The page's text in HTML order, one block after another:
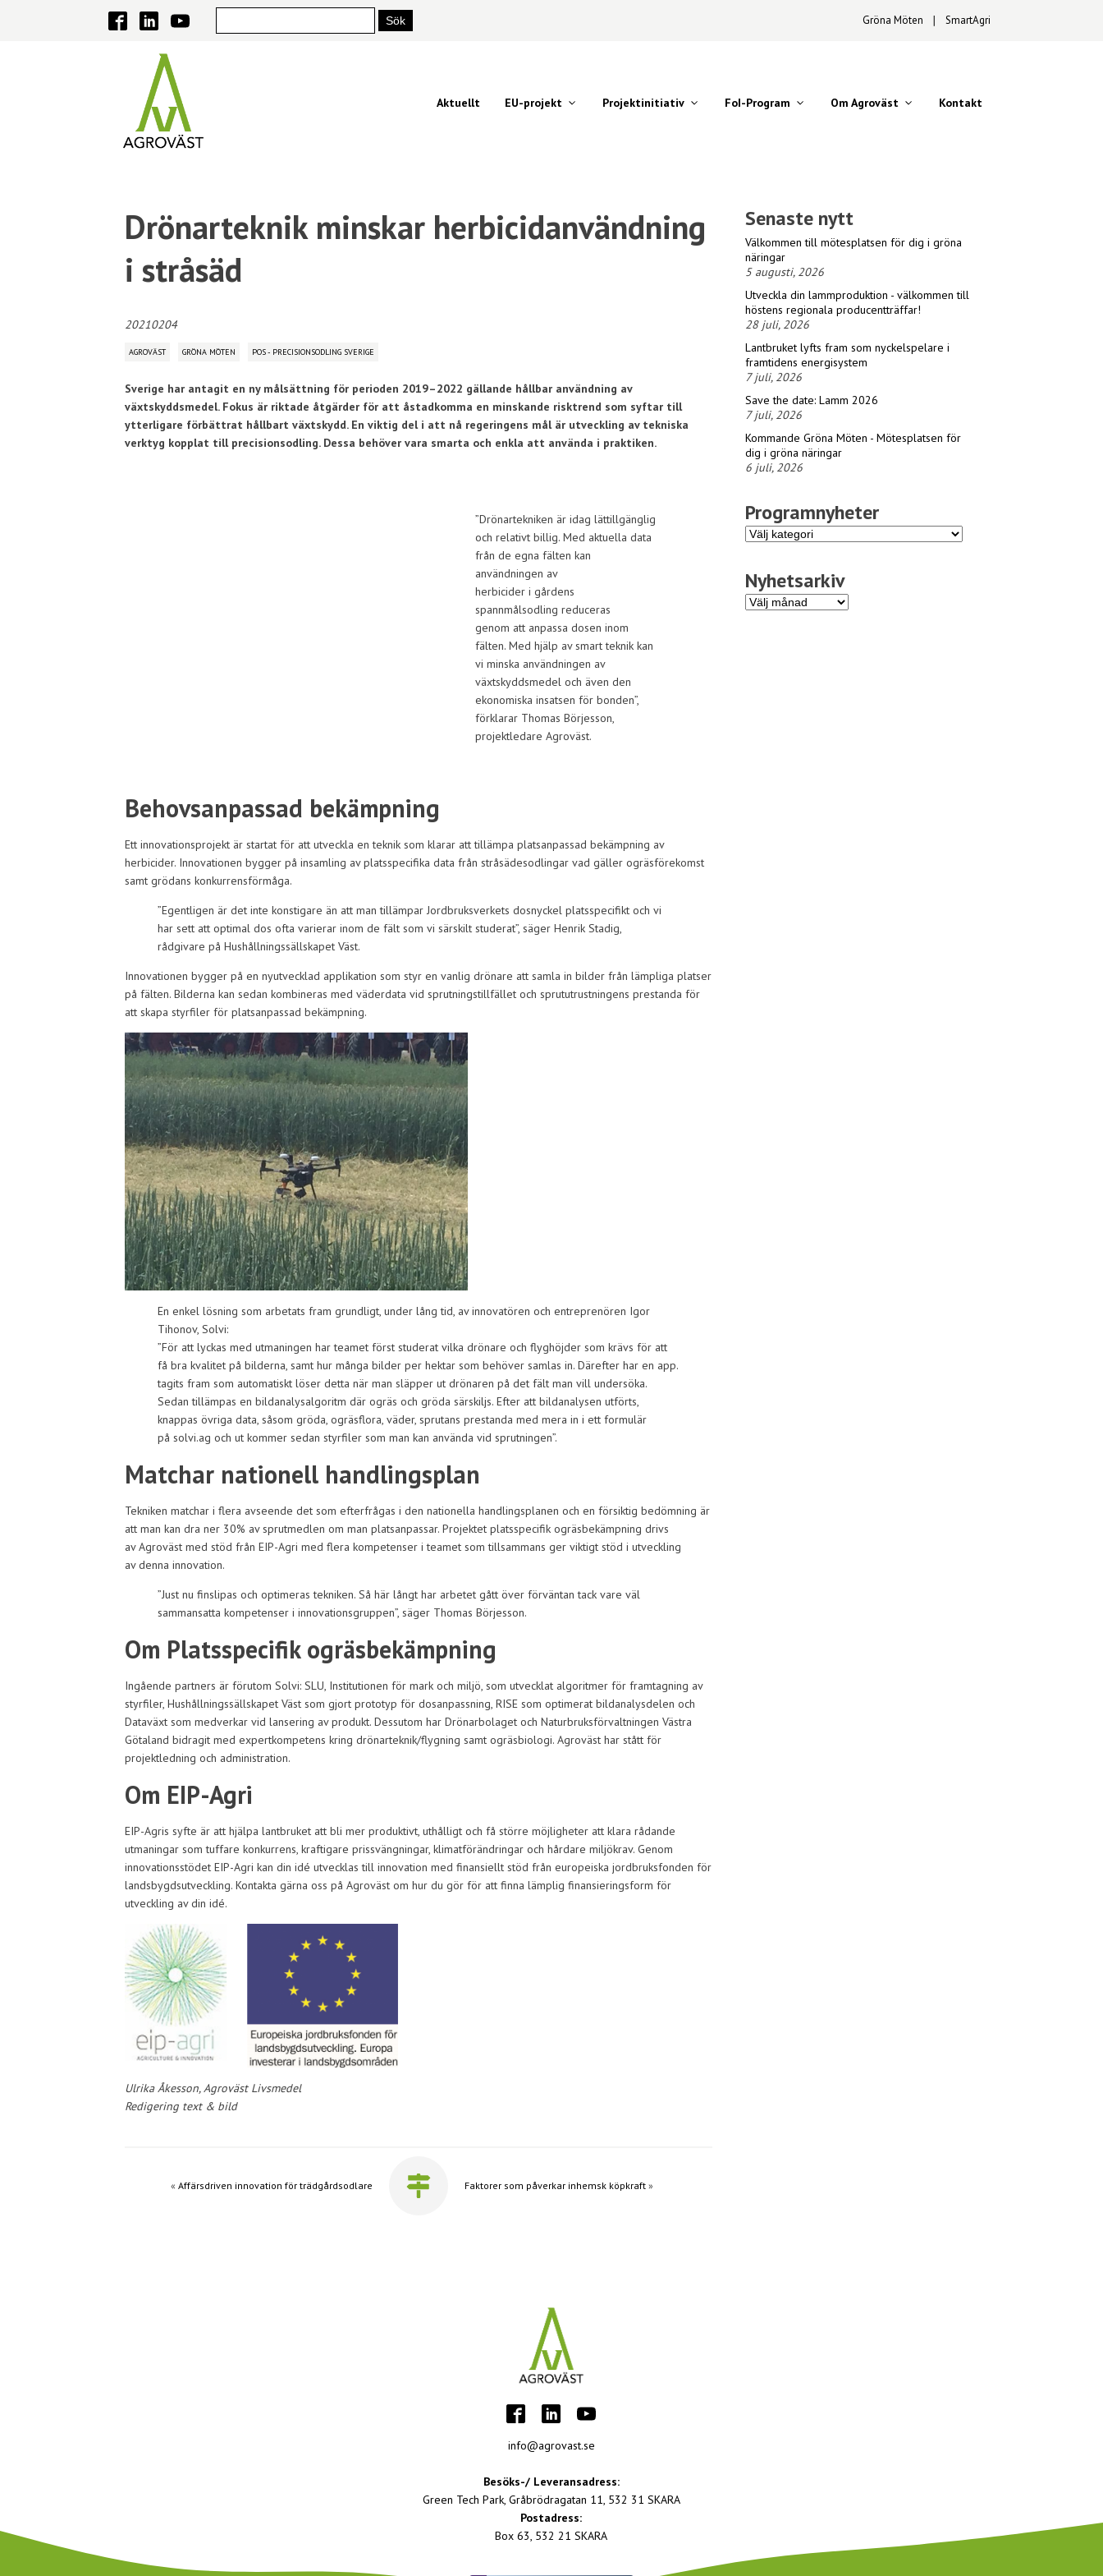
Gröna Möten ∣ SmartAgri
Aktuellt EU-projekt Projektinitiativ FoI-Program Om Agroväst Kontakt
Drönarteknik minskar herbicidanvändning
i stråsäd
20210204
AGROVÄST GRÖNA MÖTEN POS - PRECISIONSODLING SVERIGE
Sverige har antagit en ny målsättning för perioden 2019–2022 gällande hållbar användning av
växtskyddsmedel. Fokus är riktade åtgärder för att åstadkomma en minskande risktrend som syftar till
ytterligare förbättrat hållbart växtskydd. En viktig del i att nå regeringens mål är utveckling av tekniska
verktyg kopplat till precisionsodling. Dessa behöver vara smarta och enkla att använda i praktiken.
”Drönartekniken är idag lättillgänglig
och relativt billig. Med aktuella data
från de egna fälten kan
användningen av
herbicider i gårdens
spannmålsodling reduceras
genom att anpassa dosen inom
fälten. Med hjälp av smart teknik kan
vi minska användningen av
växtskyddsmedel och även den
ekonomiska insatsen för bonden”,
förklarar Thomas Börjesson,
projektledare Agroväst.
Behovsanpassad bekämpning
Ett innovationsprojekt är startat för att utveckla en teknik som klarar att tillämpa platsanpassad bekämpning av
herbicider. Innovationen bygger på insamling av platsspecifika data från stråsädesodlingar vad gäller ogräsförekomst
samt grödans konkurrensförmåga.
”Egentligen är det inte konstigare än att man tillämpar Jordbruksverkets dosnyckel platsspecifikt och vi
har sett att optimal dos ofta varierar inom de fält som vi särskilt studerat”, säger Henrik Stadig,
rådgivare på Hushållningssällskapet Väst.
Innovationen bygger på en nyutvecklad applikation som styr en vanlig drönare att samla in bilder från lämpliga platser
på fälten. Bilderna kan sedan kombineras med väderdata vid sprutningstillfället och sprututrustningens prestanda för
att skapa styrfiler för platsanpassad bekämpning.
En enkel lösning som arbetats fram grundligt, under lång tid, av innovatören och entreprenören Igor
Tihonov, Solvi:
”För att lyckas med utmaningen har teamet först studerat vilka drönare och flyghöjder som krävs för att
få bra kvalitet på bilderna, samt hur många bilder per hektar som behöver samlas in. Därefter har en app.
tagits fram som automatiskt löser detta när man släpper ut drönaren på det fält man vill undersöka.
Sedan tillämpas en bildanalysalgoritm där ogräs och gröda särskiljs. Efter att bildanalysen utförts,
knappas övriga data, såsom gröda, ogräsflora, väder, sprutans prestanda med mera in i ett formulär
på solvi.ag och ut kommer sedan styrfiler som man kan använda vid sprutningen”.
Matchar nationell handlingsplan
Tekniken matchar i flera avseende det som efterfrågas i den nationella handlingsplanen och en försiktig bedömning är
att man kan dra ner 30% av sprutmedlen om man platsanpassar. Projektet platsspecifik ogräsbekämpning drivs
av Agroväst med stöd från EIP-Agri med flera kompetenser i teamet som tillsammans ger viktigt stöd i utveckling
av denna innovation.
”Just nu finslipas och optimeras tekniken. Så här långt har arbetet gått över förväntan tack vare väl
sammansatta kompetenser i innovationsgruppen”, säger Thomas Börjesson.
Om Platsspecifik ogräsbekämpning
Ingående partners är förutom Solvi: SLU, Institutionen för mark och miljö, som utvecklat algoritmer för framtagning av
styrfiler, Hushållningssällskapet Väst som gjort prototyp för dosanpassning, RISE som optimerat bildanalysdelen och
Dataväxt som medverkar vid lansering av produkt. Dessutom har Drönarbolaget och Naturbruksförvaltningen Västra
Götaland bidragit med expertkompetens kring drönarteknik/flygning samt ogräsbiologi. Agroväst har stått för
projektledning och administration.
Om EIP-Agri
EIP-Agris syfte är att hjälpa lantbruket att bli mer produktivt, uthålligt och få större möjligheter att klara rådande
utmaningar som tuffare konkurrens, kraftigare prissvängningar, klimatförändringar och hårdare miljökrav. Genom
innovationsstödet EIP-Agri kan din idé utvecklas till innovation med finansiellt stöd från europeiska jordbruksfonden för
landsbygdsutveckling. Kontakta gärna oss på Agroväst om hur du gör för att finna lämplig finansieringsform för
utveckling av din idé.
Ulrika Åkesson, Agroväst Livsmedel
Redigering text & bild
« Affärsdriven innovation för trädgårdsodlare Faktorer som påverkar inhemsk köpkraft »
Senaste nytt
Välkommen till mötesplatsen för dig i gröna
näringar
5 augusti, 2026
Utveckla din lammproduktion - välkommen till
höstens regionala producentträffar!
28 juli, 2026
Lantbruket lyfts fram som nyckelspelare i
framtidens energisystem
7 juli, 2026
Save the date: Lamm 2026
7 juli, 2026
Kommande Gröna Möten - Mötesplatsen för
dig i gröna näringar
6 juli, 2026
Programnyheter
Programnyheter
Nyhetsarkiv
Nyhetsarkiv
info@agrovast.se
Besöks-/ Leveransadress:
Green Tech Park, Gråbrödragatan 11, 532 31 SKARA
Postadress:
Box 63, 532 21 SKARA